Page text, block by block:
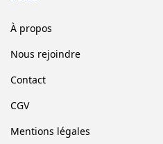
À propos
Nous rejoindre
Contact
CGV
Mentions légales